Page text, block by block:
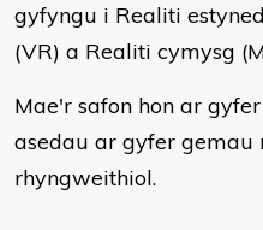
gyfyngu i Realiti
(VR) a Realiti cymysg
Mae'r safon hon ar
asedau ar gyfer
rhyngweithiol.